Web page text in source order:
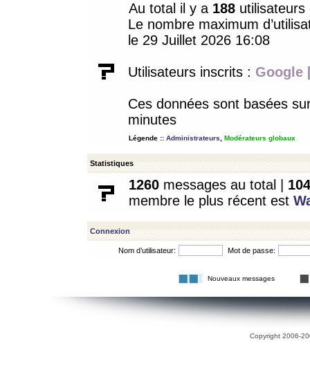
Au total il y a 188
Le nombre maximum
le 29 Juillet 2026 16:08
Utilisateurs inscrits : Google
Ces données sont basées
minutes
Légende :: Administrateurs Modérateurs globaux
Statistiques
1260 messages au total | 104
membre le plus récent est
Connexion
Nom d’utilisateur: Mot de passe:
Nouveaux messages
Copyright 2006-